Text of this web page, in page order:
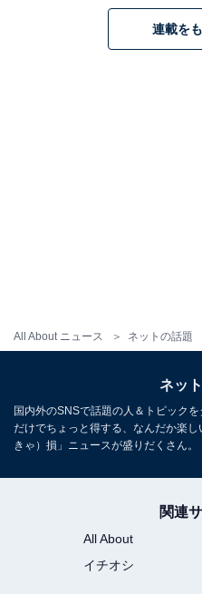
All About ニュース ネットの話題
連載を
ネッ
国内外のSNSで話題の人＆トピック
だけでちょっと得する、なんだか楽
きゃ）損」ニュースが盛りだくさん。
関連
All About
イチオシ